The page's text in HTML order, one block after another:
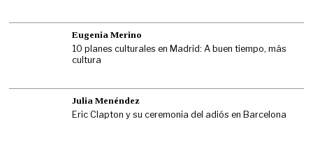
Eugenia Merino
10 planes culturales en Madrid: A buen tiempo, más
cultura
Julia Menéndez
Eric Clapton y su ceremonia del adiós en Barcelona